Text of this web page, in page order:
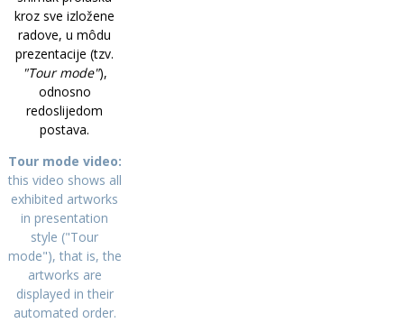
kroz sve izložene
radove, u môdu
prezentacije (tzv.
"Tour mode"),
odnosno
redoslijedom
postava.
Tour mode video:
this video shows all
exhibited artworks
in presentation
style ("Tour
mode"), that is, the
artworks are
displayed in their
automated order.